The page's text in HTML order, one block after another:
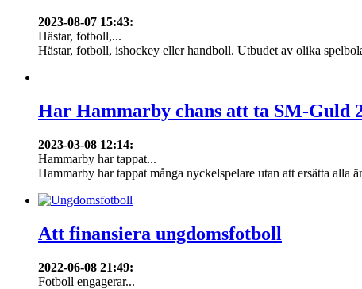
2023-08-07 15:43:
Hästar, fotboll,...
Hästar, fotboll, ishockey eller handboll. Utbudet av olika
Har Hammarby chans att ta SM-Guld
2023-03-08 12:14:
Hammarby har tappat...
Hammarby har tappat många nyckelspelare utan att ersätta alla
Att finansiera ungdomsfotboll
2022-06-08 21:49:
Fotboll engagerar...